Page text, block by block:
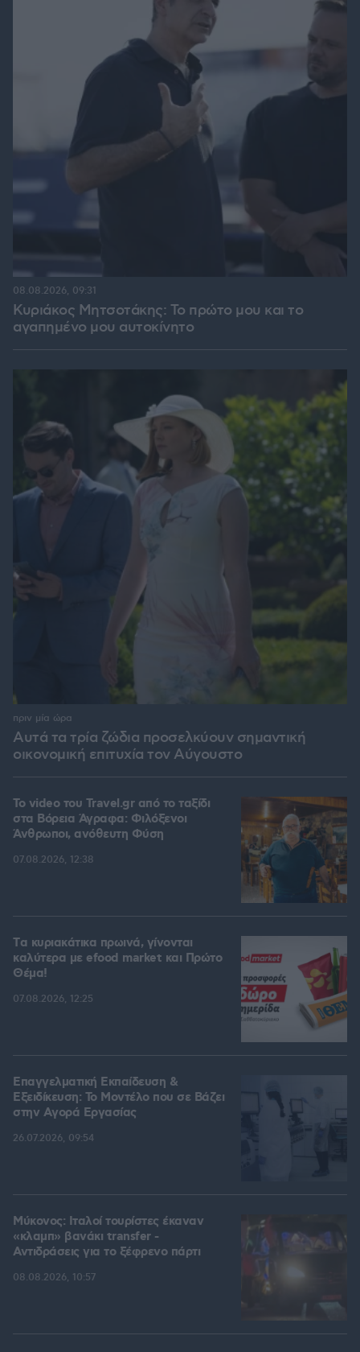
Κυριάκος Μητσοτάκης: Το πρώτο μου και το
αγαπημένο μου αυτοκίνητο
08.08.2026, 09:31
Αυτά τα τρία ζώδια προσελκύουν σημαντική
οικονομική επιτυχία τον Αύγουστο
πριν μία ώρα
To video του Travel.gr από το ταξίδι
στα Βόρεια Άγραφα: Φιλόξενοι
Άνθρωποι, ανόθευτη Φύση
07.08.2026, 12:38
Tα κυριακάτικα πρωινά, γίνονται
καλύτερα με efood market και Πρώτο
Θέμα!
07.08.2026, 12:25
Επαγγελματική Εκπαίδευση &
Εξειδίκευση: Το Mοντέλο που σε Bάζει
στην Aγορά Eργασίας
26.07.2026, 09:54
Μύκονος: Ιταλοί τουρίστες έκαναν
«κλαμπ» βανάκι transfer -
Αντιδράσεις για το ξέφρενο πάρτι
08.08.2026, 10:57